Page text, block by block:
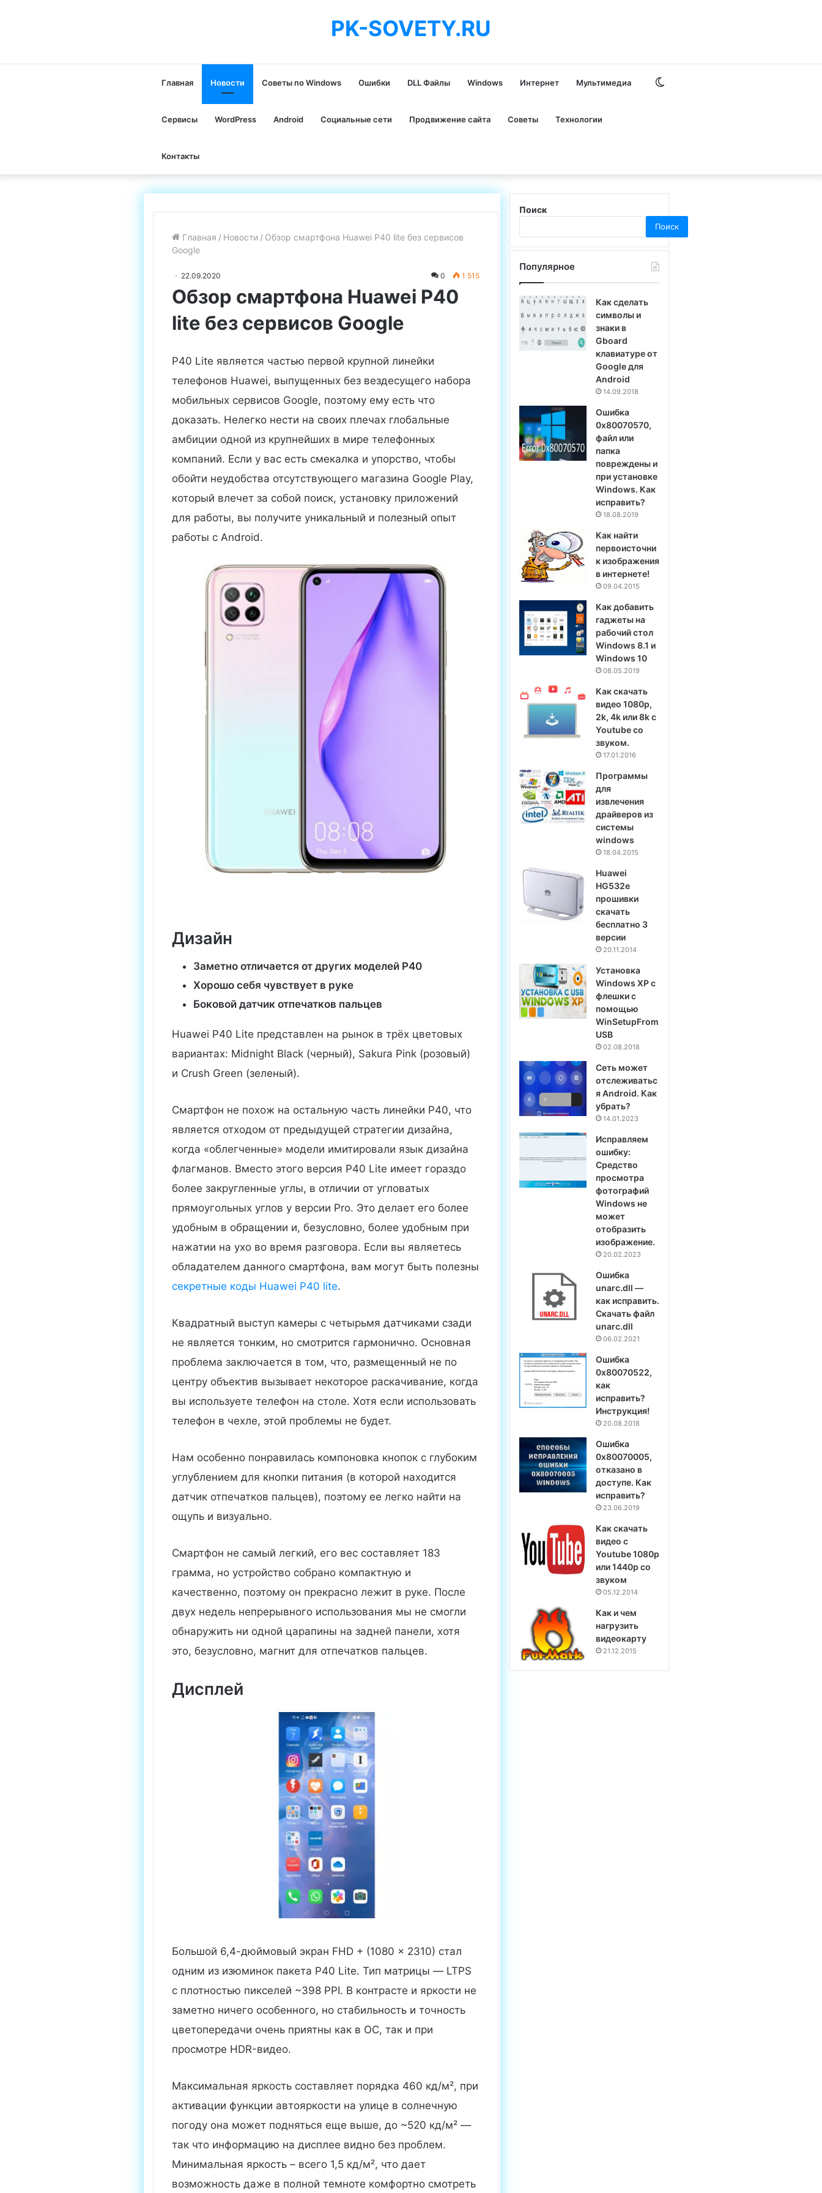
PK-SOVETY.RU
Главная Новости Советы по Windows Ошибки DLL Файлы Windows Интернет Мультимедиа
Сервисы WordPress Android Социальные сети Продвижение сайта Советы Технологии
Контакты
Switch
Главная / Новости / Обзор смартфона Huawei P40 lite без сервисов
Google
22.09.2020 0 1 515
Обзор смартфона Huawei P40
lite без сервисов Google
P40 Lite является частью первой крупной линейки
телефонов Huawei, выпущенных без вездесущего набора
мобильных сервисов Google, поэтому ему есть что
доказать. Нелегко нести на своих плечах глобальные
амбиции одной из крупнейших в мире телефонных
компаний. Если у вас есть смекалка и упорство, чтобы
обойти неудобства отсутствующего магазина Google Play,
который влечет за собой поиск, установку приложений
для работы, вы получите уникальный и полезный опыт
работы с Android.
Дизайн
Заметно отличается от других моделей P40
Хорошо себя чувствует в руке
Боковой датчик отпечатков пальцев
Huawei P40 Lite представлен на рынок в трёх цветовых
вариантах: Midnight Black (черный), Sakura Pink (розовый)
и Crush Green (зеленый).
Смартфон не похож на остальную часть линейки P40, что
является отходом от предыдущей стратегии дизайна,
когда «облегченные» модели имитировали язык дизайна
флагманов. Вместо этого версия P40 Lite имеет гораздо
более закругленные углы, в отличии от угловатых
прямоугольных углов у версии Pro. Это делает его более
удобным в обращении и, безусловно, более удобным при
нажатии на ухо во время разговора. Если вы являетесь
обладателем данного смартфона, вам могут быть полезны
секретные коды Huawei P40 lite.
Квадратный выступ камеры с четырьмя датчиками сзади
не является тонким, но смотрится гармонично. Основная
проблема заключается в том, что, размещенный не по
центру объектив вызывает некоторое раскачивание, когда
вы используете телефон на столе. Хотя если использовать
телефон в чехле, этой проблемы не будет.
Нам особенно понравилась компоновка кнопок с глубоким
углублением для кнопки питания (в которой находится
датчик отпечатков пальцев), поэтому ее легко найти на
ощупь и визуально.
Смартфон не самый легкий, его вес составляет 183
грамма, но устройство собрано компактную и
качественно, поэтому он прекрасно лежит в руке. После
двух недель непрерывного использования мы не смогли
обнаружить ни одной царапины на задней панели, хотя
это, безусловно, магнит для отпечатков пальцев.
Дисплей
Большой 6,4-дюймовый экран FHD + (1080 x 2310) стал
одним из изюминок пакета P40 Lite. Тип матрицы — LTPS
с плотностью пикселей ~398 PPI. В контрасте и яркости не
заметно ничего особенного, но стабильность и точность
цветопередачи очень приятны как в ОС, так и при
просмотре HDR-видео.
Максимальная яркость составляет порядка 460 кд/м², при
активации функции автояркости на улице в солнечную
погоду она может подняться еще выше, до ~520 кд/м² —
так что информацию на дисплее видно без проблем.
Минимальная яркость – всего 1,5 кд/м², что дает
возможность даже в полной темноте комфортно смотреть
Поиск
Поиск
Популярное
Как сделать
символы и
знаки в
Gboard
клавиатуре от
Google для
Android
14.09.2018
Ошибка
0x80070570,
файл или
папка
повреждены и
при установке
Windows. Как
исправить?
18.08.2019
Как найти
первоисточни
к изображения
в интернете!
09.04.2015
Как добавить
гаджеты на
рабочий стол
Windows 8.1 и
Windows 10
08.05.2019
Как скачать
видео 1080p,
2k, 4k или 8k с
Youtube со
звуком.
17.01.2016
Программы
для
извлечения
драйверов из
системы
windows
18.04.2015
Huawei
HG532e
прошивки
скачать
бесплатно 3
версии
20.11.2014
Установка
Windows XP с
флешки с
помощью
WinSetupFrom
USB
02.08.2018
Сеть может
отслеживатьс
я Android. Как
убрать?
14.01.2023
Исправляем
ошибку:
Средство
просмотра
фотографий
Windows не
может
отобразить
изображение.
20.02.2023
Ошибка
unarc.dll —
как исправить.
Скачать файл
unarc.dll
06.02.2021
Ошибка
0x80070522,
как
исправить?
Инструкция!
20.08.2018
Ошибка
0x80070005,
отказано в
доступе. Как
исправить?
23.06.2019
Как скачать
видео с
Youtube 1080p
или 1440p со
звуком
05.12.2014
Как и чем
нагрузить
видеокарту
21.12.2015